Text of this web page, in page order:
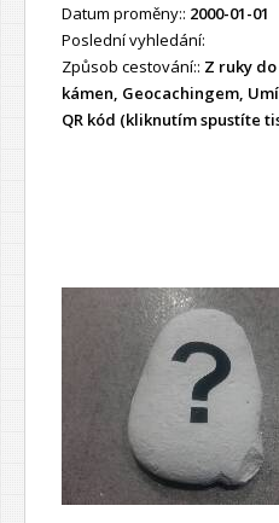
Datum proměny:: 2000-01-01
Poslední vyhledání:
Způsob cestování:: Z ruky
kámen, Geocachingem,
QR kód (kliknutím spustíte